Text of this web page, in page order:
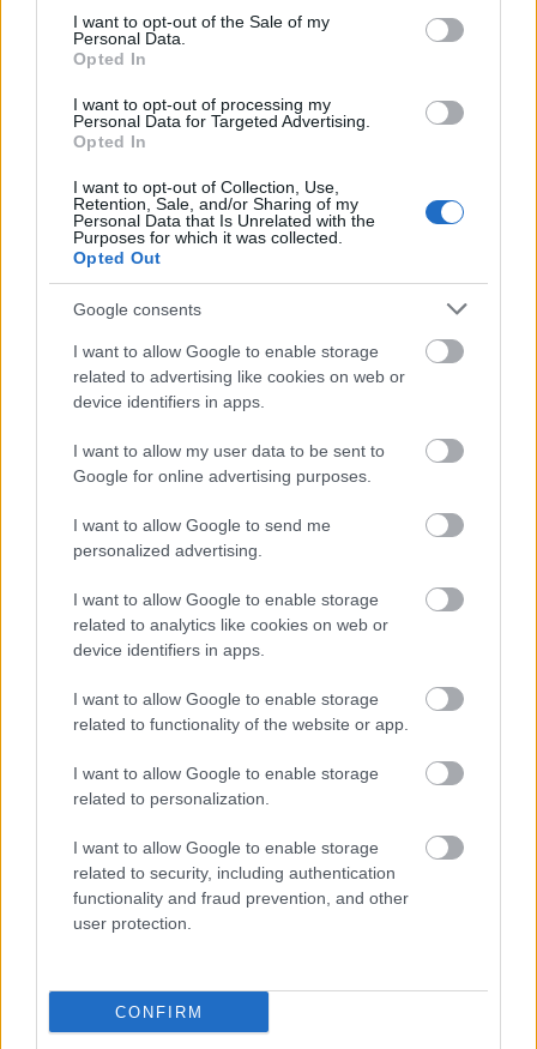
consent section.
I want to opt-out of the Sale of my
Personal Data.
Opted In
I want to opt-out of processing my
Personal Data for Targeted Advertising.
Opted In
I want to opt-out of Collection, Use,
Retention, Sale, and/or Sharing of my
Personal Data that Is Unrelated with the
Purposes for which it was collected.
Opted Out
Google consents
I want to allow Google to enable storage
related to advertising like cookies on web or
device identifiers in apps.
I want to allow my user data to be sent to
Google for online advertising purposes.
I want to allow Google to send me
personalized advertising.
I want to allow Google to enable storage
related to analytics like cookies on web or
device identifiers in apps.
I want to allow Google to enable storage
related to functionality of the website or app.
I want to allow Google to enable storage
related to personalization.
I want to allow Google to enable storage
related to security, including authentication
functionality and fraud prevention, and other
user protection.
CONFIRM
Igazán cseles megoldás, ha egy cég a honlapján
akciós árakkal vigéckedik, majd az árajánlat
kérésére közli, hogy a netes árai nem ...
"Ha jól megdugnának, majd jobban
emlékeznék, mit rendeltem"